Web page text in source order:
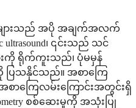
ျားသည် အပို အချက်အလက်
ultrasound၊ ၎င်းသည် သင်
းကို ရိုက်ကူးသည်၊ ပုံမမှန်
ပြသနိုင်သည်။ အစာကြေ
စာကြေလမ်းကြောင်းအတွင်းရှိ
စစ်ဆေးမှုကို အသုံးပြု